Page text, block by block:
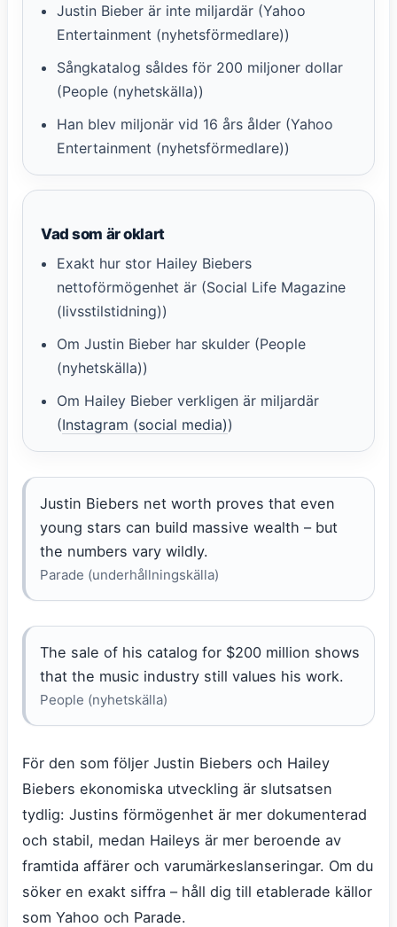
Justin Bieber är inte miljardär (Yahoo
Entertainment (nyhetsförmedlare))
Sångkatalog såldes för 200 miljoner dollar
(People (nyhetskälla))
Han blev miljonär vid 16 års ålder (Yahoo
Entertainment (nyhetsförmedlare))
Vad som är oklart
Exakt hur stor Hailey Biebers
nettoförmögenhet är (Social Life Magazine
(livsstilstidning))
Om Justin Bieber har skulder (People
(nyhetskälla))
Om Hailey Bieber verkligen är miljardär
(Instagram (social media))
Justin Biebers net worth proves that even
young stars can build massive wealth – but
the numbers vary wildly.
Parade (underhållningskälla)
The sale of his catalog for $200 million shows
that the music industry still values his work.
People (nyhetskälla)
För den som följer Justin Biebers och Hailey
Biebers ekonomiska utveckling är slutsatsen
tydlig: Justins förmögenhet är mer dokumenterad
och stabil, medan Haileys är mer beroende av
framtida affärer och varumärkeslanseringar. Om du
söker en exakt siffra – håll dig till etablerade källor
som Yahoo och Parade.